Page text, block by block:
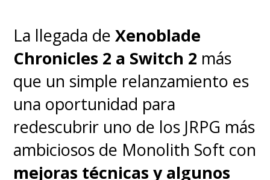
a regresar a la Tierra y tomar
cartas en el asunto. El
problema es que él no es el
mismo de antes, tampoco tiene
el poder que poseía en el
pasado y sus habilidades se
encuentran algo desgastadas,
La llegada deXenoblade
Chronicles 2 a Switch 2 más
que un simple relanzamiento es
una oportunidad para
redescubrir uno de los JRPG más
ambiciosos de Monolith Soft con
mejoras técnicas y algunos